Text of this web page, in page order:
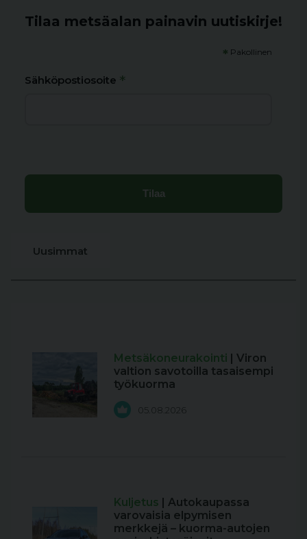
Tilaa metsäalan painavin uutiskirje!
* Pakollinen
Sähköpostiosoite *
Uusimmat
Metsäkoneurakointi
| Viron
valtion savotoilla tasaisempi
työkuorma
05.08.2026
Kuljetus
| Autokaupassa
varovaisia elpymisen
merkkejä – kuorma-autojen